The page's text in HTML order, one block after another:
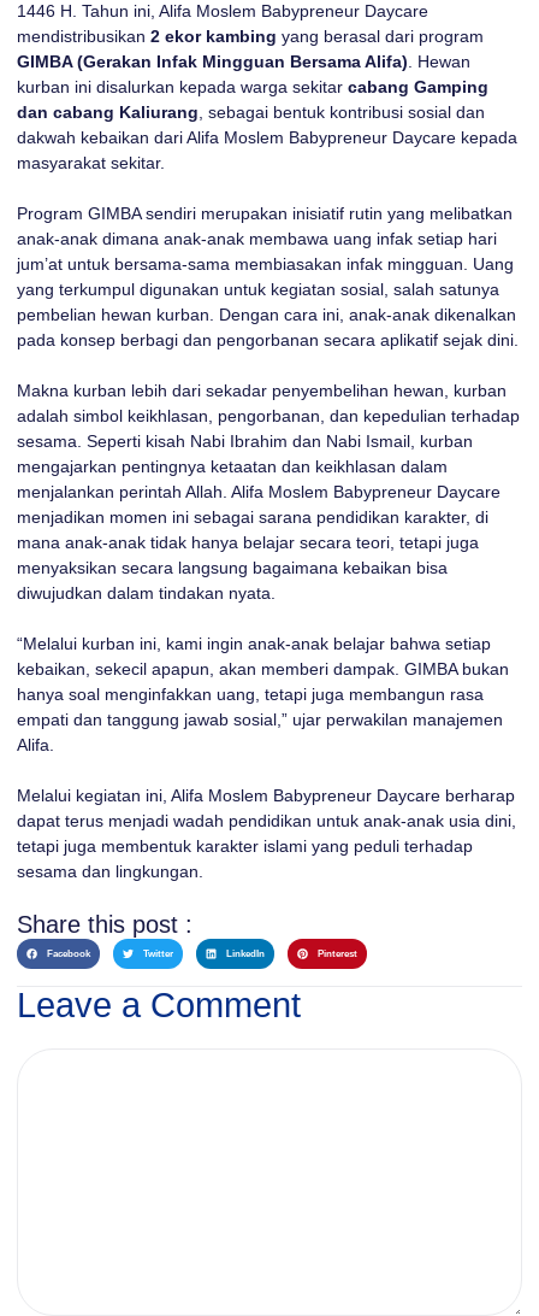
1446 H. Tahun ini, Alifa Moslem Babypreneur Daycare
mendistribusikan 2 ekor kambing yang berasal dari program
GIMBA (Gerakan Infak Mingguan Bersama Alifa) . Hewan
kurban ini disalurkan kepada warga sekitar cabang Gamping
dan cabang Kaliurang , sebagai bentuk kontribusi sosial dan
dakwah kebaikan dari Alifa Moslem Babypreneur Daycare kepada
masyarakat sekitar.
Program GIMBA sendiri merupakan inisiatif rutin yang melibatkan
anak-anak dimana anak-anak membawa uang infak setiap hari
jum’at untuk bersama-sama membiasakan infak mingguan. Uang
yang terkumpul digunakan untuk kegiatan sosial, salah satunya
pembelian hewan kurban. Dengan cara ini, anak-anak dikenalkan
pada konsep berbagi dan pengorbanan secara aplikatif sejak dini.
Makna kurban lebih dari sekadar penyembelihan hewan, kurban
adalah simbol keikhlasan, pengorbanan, dan kepedulian terhadap
sesama. Seperti kisah Nabi Ibrahim dan Nabi Ismail, kurban
mengajarkan pentingnya ketaatan dan keikhlasan dalam
menjalankan perintah Allah. Alifa Moslem Babypreneur Daycare
menjadikan momen ini sebagai sarana pendidikan karakter, di
mana anak-anak tidak hanya belajar secara teori, tetapi juga
menyaksikan secara langsung bagaimana kebaikan bisa
diwujudkan dalam tindakan nyata.
“Melalui kurban ini, kami ingin anak-anak belajar bahwa setiap
kebaikan, sekecil apapun, akan memberi dampak. GIMBA bukan
hanya soal menginfakkan uang, tetapi juga membangun rasa
empati dan tanggung jawab sosial,” ujar perwakilan manajemen
Alifa.
Melalui kegiatan ini, Alifa Moslem Babypreneur Daycare berharap
dapat terus menjadi wadah pendidikan untuk anak-anak usia dini,
tetapi juga membentuk karakter islami yang peduli terhadap
sesama dan lingkungan.
Share this post :
Facebook Twitter LinkedIn Pinterest
Leave a Comment